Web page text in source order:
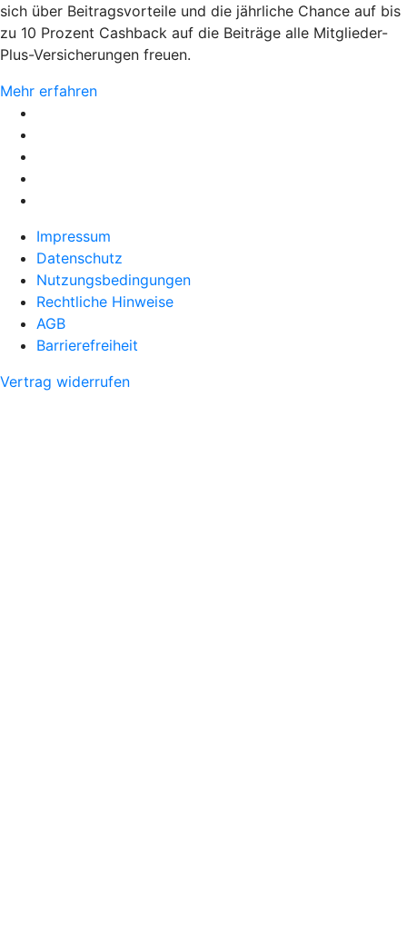
sich über Beitragsvorteile und die jährliche Chance auf bis
zu 10 Prozent Cashback auf die Beiträge alle Mitglieder-
Plus-Versicherungen freuen.
Mehr erfahren
Impressum
Datenschutz
Nutzungsbedingungen
Rechtliche Hinweise
AGB
Barrierefreiheit
Vertrag widerrufen